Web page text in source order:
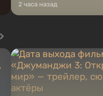
2 часа назад